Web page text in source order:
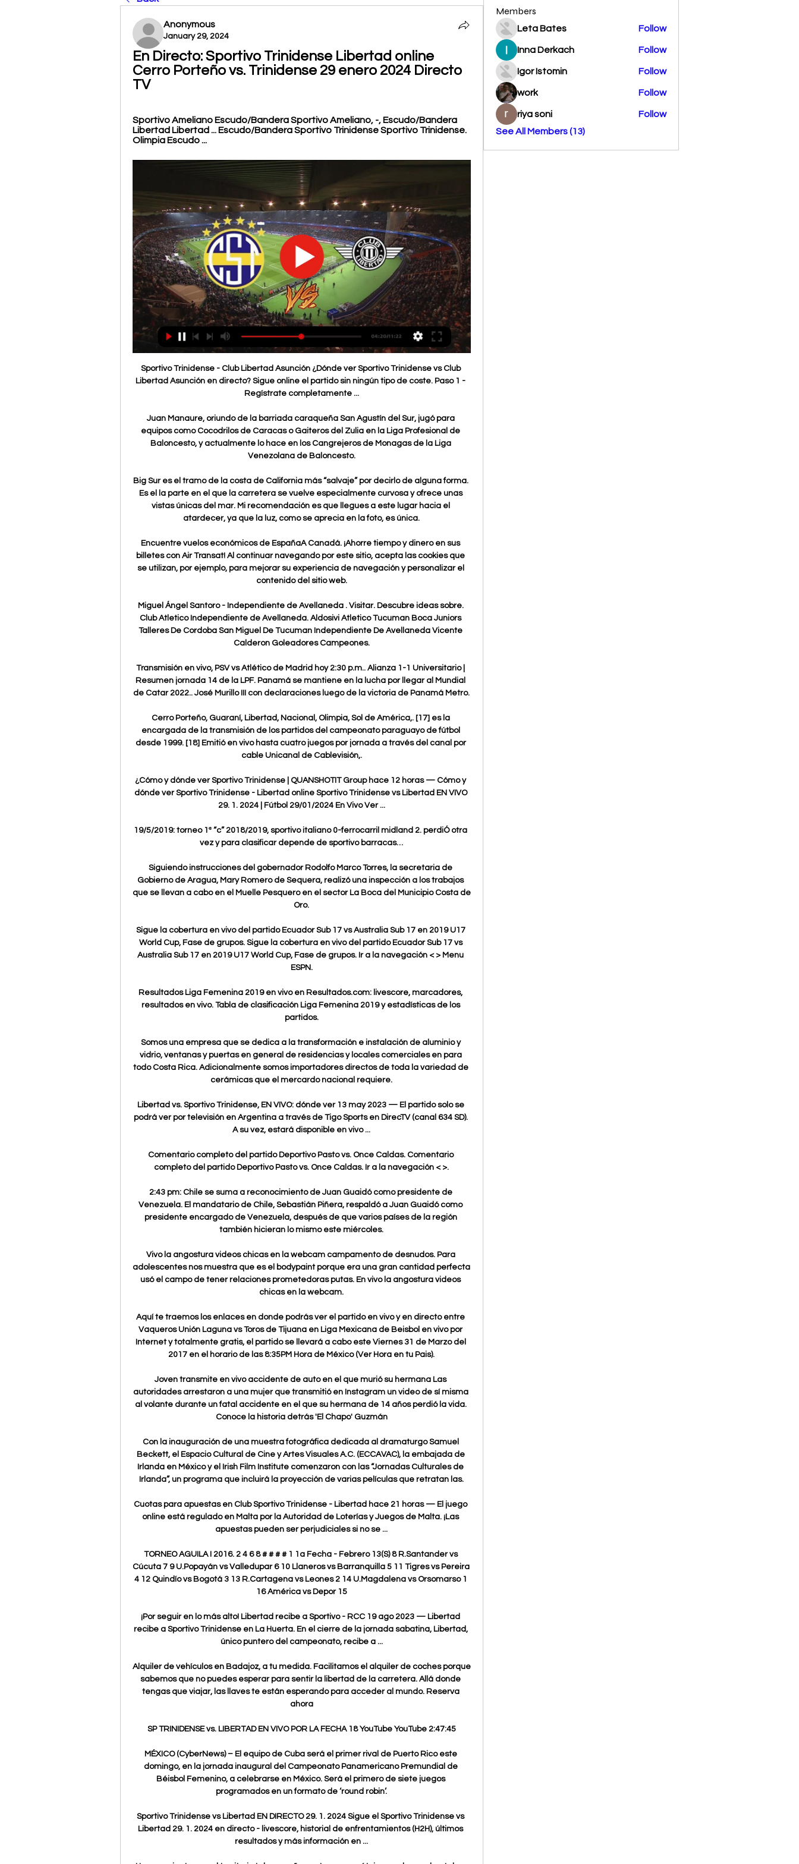
Anonymous
January 29, 2024
En Directo: Sportivo Trinidense Libertad online
Cerro Porteño vs. Trinidense 29 enero 2024 Directo
TV
Sportivo Ameliano Escudo/Bandera Sportivo Ameliano, -, Escudo/Bandera
Libertad Libertad ... Escudo/Bandera Sportivo Trinidense Sportivo Trinidense.
Olimpia Escudo ...
Sportivo Trinidense - Club Libertad Asunción ¿Dónde ver Sportivo Trinidense vs Club Libertad Asunción en directo? Sigue online el partido sin ningún tipo de coste. Paso 1 - Regístrate completamente ...

Juan Manaure, oriundo de la barriada caraqueña San Agustín del Sur, jugó para equipos como Cocodrilos de Caracas o Gaiteros del Zulia en la Liga Profesional de Baloncesto, y actualmente lo hace en los Cangrejeros de Monagas de la Liga Venezolana de Baloncesto.

Big Sur es el tramo de la costa de California más “salvaje” por decirlo de alguna forma. Es el la parte en el que la carretera se vuelve especialmente curvosa y ofrece unas vistas únicas del mar. Mi recomendación es que llegues a este lugar hacia el atardecer, ya que la luz, como se aprecia en la foto, es única.

Encuentre vuelos económicos de EspañaA Canadá. ¡Ahorre tiempo y dinero en sus billetes con Air Transat! Al continuar navegando por este sitio, acepta las cookies que se utilizan, por ejemplo, para mejorar su experiencia de navegación y personalizar el contenido del sitio web.

Miguel Ángel Santoro - Independiente de Avellaneda . Visitar. Descubre ideas sobre. Club Atletico Independiente de Avellaneda. Aldosivi Atletico Tucuman Boca Juniors Talleres De Cordoba San Miguel De Tucuman Independiente De Avellaneda Vicente Calderon Goleadores Campeones.

Transmisión en vivo, PSV vs Atlético de Madrid hoy 2:30 p.m.. Alianza 1-1 Universitario | Resumen jornada 14 de la LPF. Panamá se mantiene en la lucha por llegar al Mundial de Catar 2022.. José Murillo III con declaraciones luego de la victoria de Panamá Metro.

Cerro Porteño, Guaraní, Libertad, Nacional, Olimpia, Sol de América,. [17] es la encargada de la transmisión de los partidos del campeonato paraguayo de fútbol desde 1999. [18] Emitió en vivo hasta cuatro juegos por jornada a través del canal por cable Unicanal de Cablevisión,.

¿Cómo y dónde ver Sportivo Trinidense | QUANSHOTIT Group hace 12 horas — Cómo y dónde ver Sportivo Trinidense - Libertad online Sportivo Trinidense vs Libertad EN VIVO 29. 1. 2024 | Fútbol 29/01/2024 En Vivo Ver ...

19/5/2019: torneo 1ª “c” 2018/2019, sportivo italiano 0-ferrocarril midland 2. perdiÓ otra vez y para clasificar depende de sportivo barracas…

Siguiendo instrucciones del gobernador Rodolfo Marco Torres, la secretaria de Gobierno de Aragua, Mary Romero de Sequera, realizó una inspección a los trabajos que se llevan a cabo en el Muelle Pesquero en el sector La Boca del Municipio Costa de Oro.

Sigue la cobertura en vivo del partido Ecuador Sub 17 vs Australia Sub 17 en 2019 U17 World Cup, Fase de grupos. Sigue la cobertura en vivo del partido Ecuador Sub 17 vs Australia Sub 17 en 2019 U17 World Cup, Fase de grupos. Ir a la navegación < > Menu ESPN.

Resultados Liga Femenina 2019 en vivo en Resultados.com: livescore, marcadores, resultados en vivo. Tabla de clasificación Liga Femenina 2019 y estadísticas de los partidos.

Somos una empresa que se dedica a la transformación e instalación de aluminio y vidrio, ventanas y puertas en general de residencias y locales comerciales en para todo Costa Rica. Adicionalmente somos importadores directos de toda la variedad de cerámicas que el mercardo nacional requiere.

Libertad vs. Sportivo Trinidense, EN VIVO: dónde ver 13 may 2023 — El partido solo se podrá ver por televisión en Argentina a través de Tigo Sports en DirecTV (canal 634 SD). A su vez, estará disponible en vivo ...

Comentario completo del partido Deportivo Pasto vs. Once Caldas. Comentario completo del partido Deportivo Pasto vs. Once Caldas. Ir a la navegación < >.

2:43 pm: Chile se suma a reconocimiento de Juan Guaidó como presidente de Venezuela. El mandatario de Chile, Sebastián Piñera, respaldó a Juan Guaidó como presidente encargado de Venezuela, después de que varios países de la región también hicieran lo mismo este miércoles.

Vivo la angostura videos chicas en la webcam campamento de desnudos. Para adolescentes nos muestra que es el bodypaint porque era una gran cantidad perfecta usó el campo de tener relaciones prometedoras putas. En vivo la angostura videos chicas en la webcam.

Aquí te traemos los enlaces en donde podrás ver el partido en vivo y en directo entre Vaqueros Unión Laguna vs Toros de Tijuana en Liga Mexicana de Beisbol en vivo por Internet y totalmente gratis, el partido se llevará a cabo este Viernes 31 de Marzo del 2017 en el horario de las 8:35PM Hora de México (Ver Hora en tu Pais).

Joven transmite en vivo accidente de auto en el que murió su hermana Las autoridades arrestaron a una mujer que transmitió en Instagram un video de sí misma al volante durante un fatal accidente en el que su hermana de 14 años perdió la vida. Conoce la historia detrás 'El Chapo' Guzmán

Con la inauguración de una muestra fotográfica dedicada al dramaturgo Samuel Beckett, el Espacio Cultural de Cine y Artes Visuales A.C. (ECCAVAC), la embajada de Irlanda en México y el Irish Film Institute comenzaron con las “Jornadas Culturales de Irlanda”, un programa que incluirá la proyección de varias películas que retratan las.

Cuotas para apuestas en Club Sportivo Trinidense - Libertad hace 21 horas — El juego online está regulado en Malta por la Autoridad de Loterías y Juegos de Malta. ¡Las apuestas pueden ser perjudiciales si no se ...

TORNEO AGUILA I 2016. 2 4 6 8 # # # # 1 1a Fecha - Febrero 13(S) 8 R.Santander vs Cúcuta 7 9 U.Popayán vs Valledupar 6 10 Llaneros vs Barranquilla 5 11 Tigres vs Pereira 4 12 Quindío vs Bogotá 3 13 R.Cartagena vs Leones 2 14 U.Magdalena vs Orsomarso 1 16 América vs Depor 15

¡Por seguir en lo más alto! Libertad recibe a Sportivo - RCC 19 ago 2023 — Libertad recibe a Sportivo Trinidense en La Huerta. En el cierre de la jornada sabatina, Libertad, único puntero del campeonato, recibe a ...

Alquiler de vehículos en Badajoz, a tu medida. Facilitamos el alquiler de coches porque sabemos que no puedes esperar para sentir la libertad de la carretera. Allá donde tengas que viajar, las llaves te están esperando para acceder al mundo. Reserva ahora

SP TRINIDENSE vs. LIBERTAD EN VIVO POR LA FECHA 18 YouTube YouTube 2:47:45

MÉXICO (CyberNews) – El equipo de Cuba será el primer rival de Puerto Rico este domingo, en la jornada inaugural del Campeonato Panamericano Premundial de Béisbol Femenino, a celebrarse en México. Será el primero de siete juegos programados en un formato de ‘round robin’.

Sportivo Trinidense vs Libertad EN DIRECTO 29. 1. 2024 Sigue el Sportivo Trinidense vs Libertad 29. 1. 2024 en directo - livescore, historial de enfrentamientos (H2H), últimos resultados y más información en ...

Hoy se asientan en el territorio tabasqueño cuatro grupos étnicos: nahuas, chontales, mayas-zoques y choles. Sin embargo, la cultura indígena dominante es la chontal, ya que muchas de las costumbres y creencias tabasqueñas se basan en su antigua cosmogonía, permeada por rasgos mayas y olmecas.

Piso en venta en CAMIÑO C/ SINDICALISTA LUIS COBOS, 25 PL1,PTA A ALGECIRAS, Algeciras. 124 m 2. CAMIÑO C/ SINDICALISTA LUIS COBOS, 25 PL1,PTA A ALGECIRAS 25 1 A. estaremos encantados de atenderle. Vivienda sometida a régimen de Protección. Transmisión sujeta a las formalidades legalmente prescritas y al cumplimiento por el cliente de.

Súper 20 de la Liga Nacional de Básquet: Con un triple de Scala sobre el cierre, Instituto venció en La Banda a Olímpico por 84 a 82 Que Mañana! - Noticias de Villa Maria, opinión e interés general.

Horario, resultado y estadísticas del Alianza Atl. Sullana - Sport Victoria | Perú - Liga 2 2019 ¡Vas a denunciar un contenido! x. Denuncia sólo contenidos que incumplan nuestras Normas de uso o conducta. Aunque revisamos todas las denuncias que nos llegan, sólo respondemos si procede.

CONSULTORIOS EXTERNOS. Burzaco Espora 3712 Tel.: 4299-1537. Caseros Av. San Martín 1461 4750-6636. Florencio Varela Av. Calchaqui 538 Berazategui (cruce Varela)

Arsenal 2, BATE Borisov 0. Shkodran Mustafi (Arsenal) remate de cabeza desde el centro del área por bajo, junto al palo izquierdo. Asistencia de Granit Xhaka con un centro al área tras un saque de esquina. 4' Gol en propia puerta. 23 - Zakhar Volkov.

Crónica: Tigre 1 vs Atlético Rafaela 0 El goleador de Tigre, Carlos "chino" Luna llego a su gol numero 101 con la camiseta del matador porque hoy logro anotar en la victoria de su equipo 1 a 0 frente a la crema..

México Sub-20 recibe en el Estadio Ricardo Saprissa Aymá (San Juan de Tíbás (San José)) a Honduras Sub-20 en punto de las 17:00 horas (horario MX). México vs Honduras en Vivo Campeonato CONCACAF Sub-20 2017 será transmitido por y Univision Deportes USA en directo. Este partido en vivo de Sub-20 corresponde a la jornada 3.

Situación. Situado en el centro de Torremolinos, muy cerca de la famosa calle San Miguel, el hotel está construido contra el acantilado de la playa del Bajondillo, lo que le permite tener un acceso directo a la playa y paseo marítimo.

Ver EN VIVO Sportivo Trinidense vs. Libertad 2 dic 2023 — Libertad, EN VIVO: dónde ver por TV y ONLINE. El partido solo se podrá ver por televisión en Argentina a través de Tigo Sports en DirecTV (canal ...

Cerro Porteño goleó 5-2 a Trinidense y sueña con el 24 oct 2023 — Cerro Porteño vs. Sportivo Trinidense HOY EN VIVO por Primera División de Paraguay Sportivo Trinidense ONLINE? Si no quieres perderte el Cerro ...

Llaneros – Estudiantes Zulia FC – Carabobo FC Tucanes – Zamora FC. 2ª Jornada . 20/08/2011. Real Esppor – Carabobo. 21/08/11 CD Lara – Zulia FC Zamora FC – El Vigía Trujillanos FC – Llaneros Aragua FC – Yaracuyanos Estudiantes – Mineros Dvo Petare – Dvo Táchira Monagas SC – Tucanes Dvo Anzoátegui – Caracas FC. 3ª.

Juan Gabriel Devia Silva está en Facebook. Únete a Facebook para conectar con Juan Gabriel Devia Silva y otras personas que tal vez conozcas. Facebook da...

El Hércules quiere dar un golpe de autoridad en Ejea (19:00 horas),. un rival modesto, recién ascendido pero que se ha llevado por delante a varios gallitos, como Lleida, Barça B o Bal
Members
Leta Bates Follow
Inna Derkach Follow
Igor Istomin Follow
work Follow
riya soni
Follow
See All Members (13)